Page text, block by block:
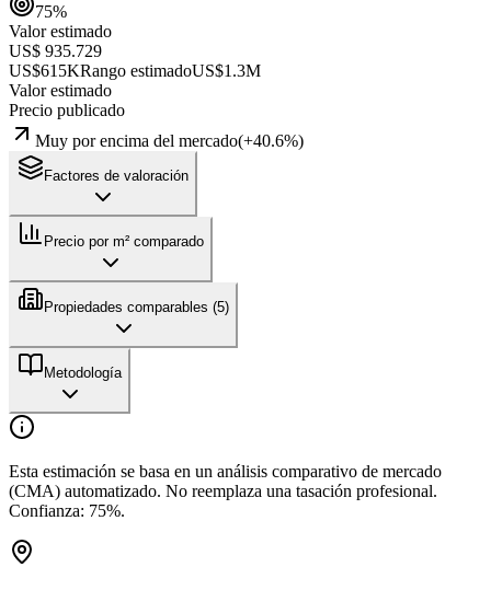
75%
Valor estimado
US$ 935.729
US$615KRango estimadoUS$1.3M
Valor estimado
Precio publicado
Muy por encima del mercado(+40.6%)
Factores de valoración
Precio por m² comparado
Propiedades comparables (5)
Metodología
Esta estimación se basa en un análisis comparativo de mercado
(CMA) automatizado. No reemplaza una tasación profesional.
Confianza: 75%.